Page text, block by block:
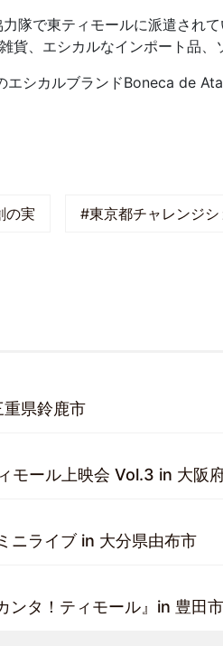
隊で東ティモールに派遣され
、エシカルなインポート品
シカルブランドBoneca de
の実 #東京都チャレンジ
県鈴鹿市
ール上映会 Vol.3 in 大阪
ニライブ in 大分県由布市
タ！ティモール』in 豊田市